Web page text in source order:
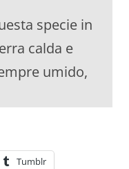
specie in
calda e
umido,
Tumblr